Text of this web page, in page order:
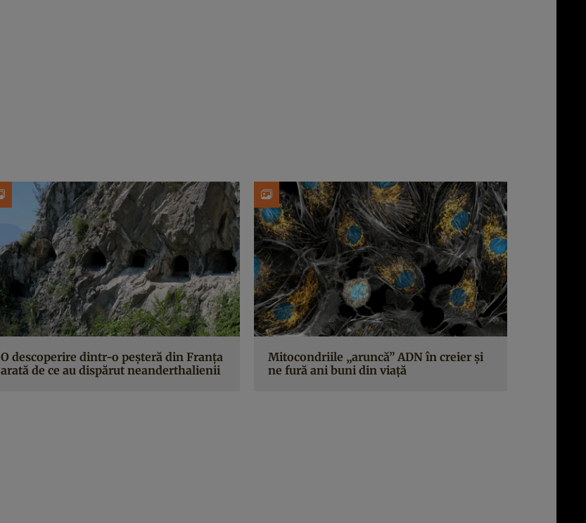
O descoperire dintr-o peșteră din Franța
arată de ce au dispărut neanderthalienii
Mitocondriile „aruncă” ADN în creier și
ne fură ani buni din viață